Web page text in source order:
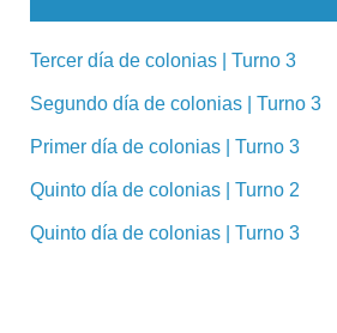
Tercer día de colonias | Turno 3
Segundo día de colonias | Turno 3
Primer día de colonias | Turno 3
Quinto día de colonias | Turno 2
Quinto día de colonias | Turno 3